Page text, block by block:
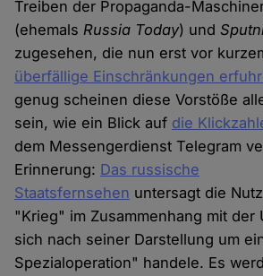
Treiben der Propaganda-
(ehemalsRussia Today) und
zugesehen, die nun erst vor
überfällige Einschränkungen
genug scheinen diese Vorstöße
sein, wie ein Blick auf die
dem Messengerdienst Telegram
Erinnerung: Das russische
Staatsfernsehen untersagt die
"Krieg" im Zusammenhang mit der
sich nach seiner Darstellung um
Spezialoperation" handele. Es